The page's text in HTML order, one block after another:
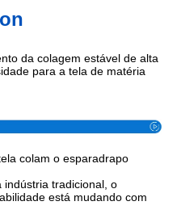
da colagem estável de alta
para a tela de matéria
colam o esparadrapo
indústria tradicional, o
está mudando com